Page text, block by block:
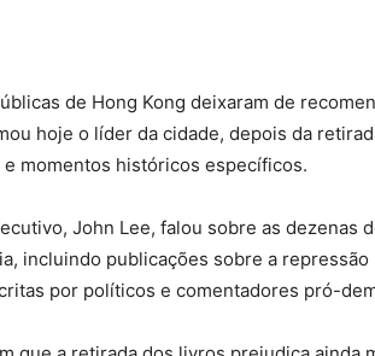
de Hong Kong deixaram de
hoje o líder da cidade, depois da
momentos históricos específicos.
John Lee, falou sobre as dezenas
incluindo publicações sobre a repressão
por políticos e comentadores pró-